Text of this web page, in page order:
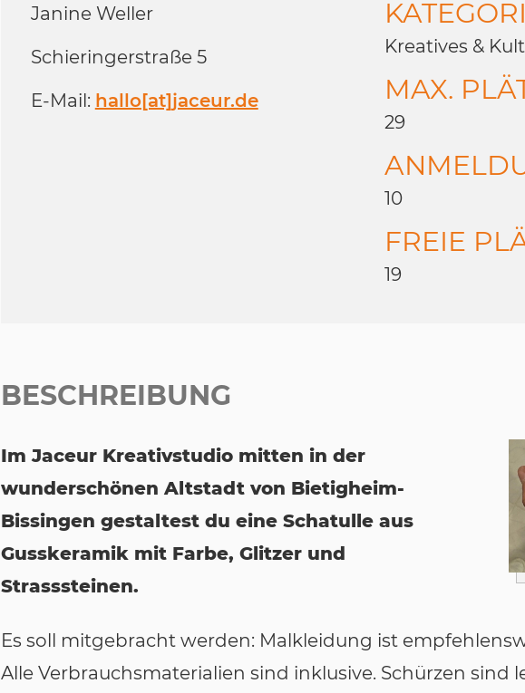
Janine Weller
Schieringerstraße 5
E-Mail: hallo[at]jaceur.de
Kreatives &
MAX.
29
10
FREIE
19
BESCHREIBUNG
Im Jaceur Kreativstudio mitten in der
wunderschönen Altstadt von Bietigheim-
Bissingen gestaltest du eine Schatulle aus
Gusskeramik mit Farbe, Glitzer und
Strasssteinen.
Es soll mitgebracht werden: Malkleidung ist
Alle Verbrauchsmaterialien sind inklusive. Schürzen sind